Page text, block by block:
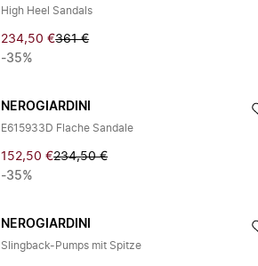
High Heel Sandals
234,50 €361 €
-35%
NEROGIARDINI
E615933D Flache Sandale
152,50 €234,50 €
-35%
NEROGIARDINI
Slingback-Pumps mit Spitze